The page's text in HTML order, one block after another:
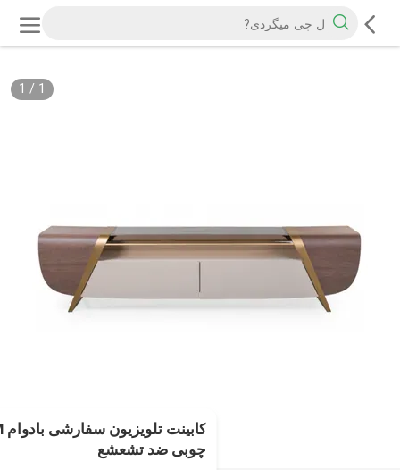
1
/
1
چوبی ضد تشعشع